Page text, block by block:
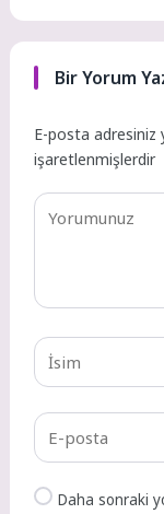
Bir Yorum
E-posta adresiniz
işaretlenmişlerdir
Daha sonraki